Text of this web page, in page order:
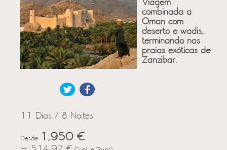
Viagem
combinada a
Oman com
deserto e wadis,
terminando nas
praias exóticas de
Zanzibar.
11 Dias / 8 Noites
Desde 1,950 €